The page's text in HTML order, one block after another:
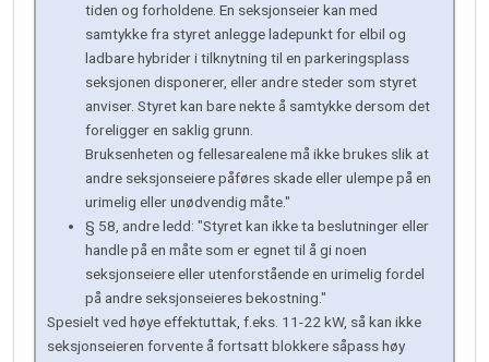
tiden og forholdene. En seksjonseier kan med
samtykke fra styret anlegge ladepunkt for elbil og
ladbare hybrider i tilknytning til en parkeringsplass
seksjonen disponerer, eller andre steder som styret
anviser. Styret kan bare nekte å samtykke dersom det
foreligger en saklig grunn.
Bruksenheten og fellesarealene må ikke brukes slik at
andre seksjonseiere påføres skade eller ulempe på en
urimelig eller unødvendig måte."
§ 58, andre ledd: "Styret kan ikke ta beslutninger eller
handle på en måte som er egnet til å gi noen
seksjonseiere eller utenforstående en urimelig fordel
på andre seksjonseieres bekostning."
Spesielt ved høye effektuttak, f.eks. 11-22 kW, så kan ikke
seksjonseieren forvente å fortsatt blokkere såpass høy